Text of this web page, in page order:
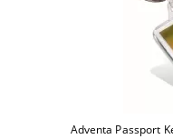
Adventa Passport